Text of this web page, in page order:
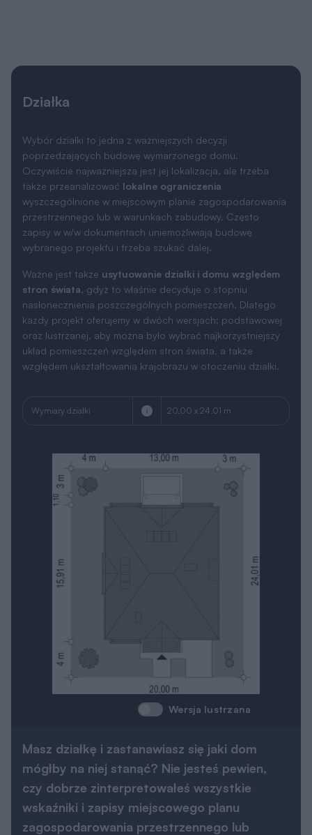
Działka
Wybór działki to jedna z ważniejszych decyzji
poprzedzających budowę wymarzonego domu.
Oczywiście najważniejsza jest jej lokalizacja, ale trzeba
także przeanalizować lokalne ograniczenia
wyszczególnione w miejscowym planie zagospodarowania
przestrzennego lub w warunkach zabudowy. Często
zapisy w w/w dokumentach uniemożliwiają budowę
wybranego projektu i trzeba szukać dalej.
Ważne jest także usytuowanie działki i domu względem
stron świata, gdyż to właśnie decyduje o stopniu
nasłonecznienia poszczególnych pomieszczeń. Dlatego
każdy projekt oferujemy w dwóch wersjach: podstawowej
oraz lustrzanej, aby można było wybrać najkorzystniejszy
układ pomieszczeń względem stron świata, a także
względem ukształtowania krajobrazu w otoczeniu działki.
Wymiary działki 20.00 x 24.01 m
Wersja lustrzana
Masz działkę i zastanawiasz się jaki dom
mógłby na niej stanąć? Nie jesteś pewien,
czy dobrze zinterpretowałeś wszystkie
wskaźniki i zapisy miejscowego planu
zagospodarowania przestrzennego lub